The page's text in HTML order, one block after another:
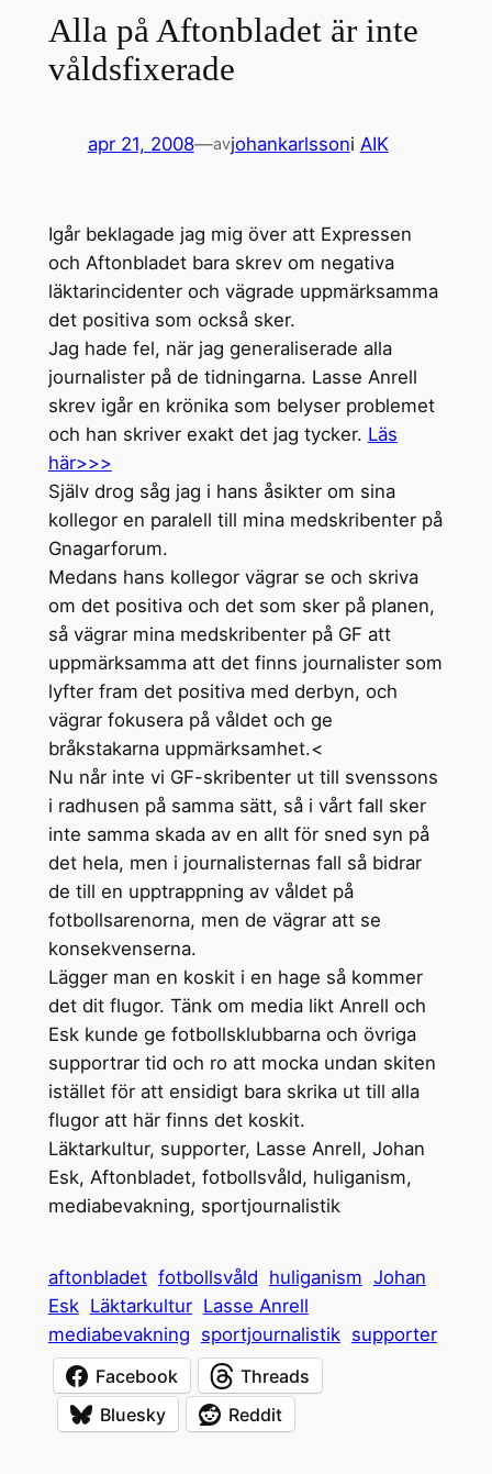
Alla på Aftonbladet är inte
våldsfixerade
apr 21, 2008—avjohankarlssoni AIK
Igår beklagade jag mig över att Expressen
och Aftonbladet bara skrev om negativa
läktarincidenter och vägrade uppmärksamma
det positiva som också sker.
Jag hade fel, när jag generaliserade alla
journalister på de tidningarna. Lasse Anrell
skrev igår en krönika som belyser problemet
och han skriver exakt det jag tycker. Läs
här>>>
Själv drog såg jag i hans åsikter om sina
kollegor en paralell till mina medskribenter på
Gnagarforum.
Medans hans kollegor vägrar se och skriva
om det positiva och det som sker på planen,
så vägrar mina medskribenter på GF att
uppmärksamma att det finns journalister som
lyfter fram det positiva med derbyn, och
vägrar fokusera på våldet och ge
bråkstakarna uppmärksamhet.<
Nu når inte vi GF-skribenter ut till svenssons
i radhusen på samma sätt, så i vårt fall sker
inte samma skada av en allt för sned syn på
det hela, men i journalisternas fall så bidrar
de till en upptrappning av våldet på
fotbollsarenorna, men de vägrar att se
konsekvenserna.
Lägger man en koskit i en hage så kommer
det dit flugor. Tänk om media likt Anrell och
Esk kunde ge fotbollsklubbarna och övriga
supportrar tid och ro att mocka undan skiten
istället för att ensidigt bara skrika ut till alla
flugor att här finns det koskit.
Läktarkultur, supporter, Lasse Anrell, Johan
Esk, Aftonbladet, fotbollsvåld, huliganism,
mediabevakning, sportjournalistik
aftonbladet fotbollsvåld huliganism Johan
Esk Läktarkultur Lasse Anrell
mediabevakning sportjournalistik supporter
Facebook
Threads
Bluesky
Reddit